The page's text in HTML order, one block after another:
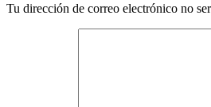
Tu dirección de correo electrónico no